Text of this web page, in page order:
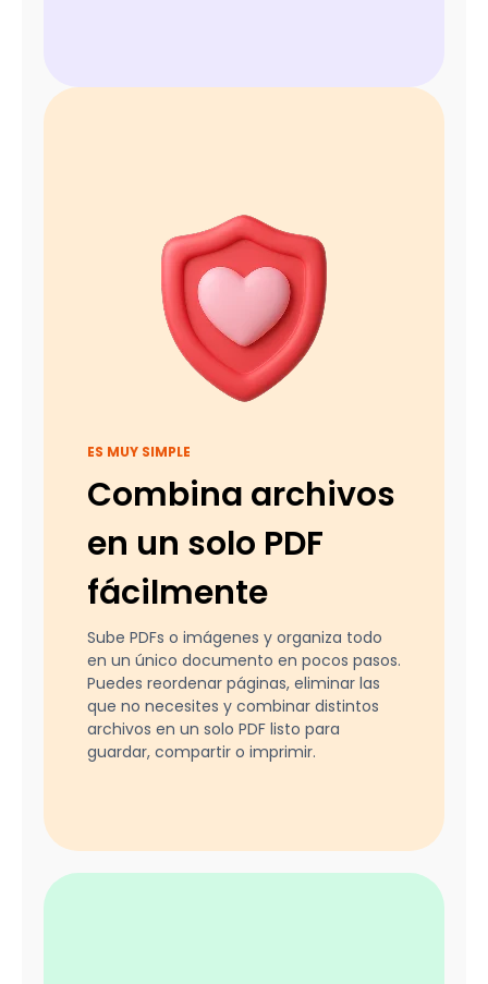
ES MUY SIMPLE
Combina archivos
en un solo PDF
fácilmente
Sube PDFs o imágenes y organiza todo
en un único documento en pocos pasos.
Puedes reordenar páginas, eliminar las
que no necesites y combinar distintos
archivos en un solo PDF listo para
guardar, compartir o imprimir.